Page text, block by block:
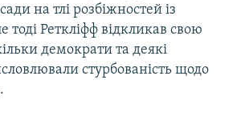
на тлі розбіжностей із
тоді Реткліфф відкликав свою
демократи та деякі
стурбованість щодо